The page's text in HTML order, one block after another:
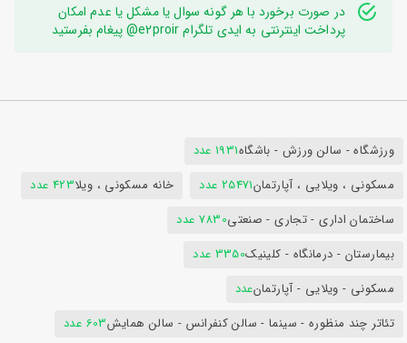
در صورت برخورد با هر گونه سوال یا مشکل یا عدم امکان
پرداخت اینترنتی به ایدی تلگرام e2proir@ پیغام بفرستید
ورزشگاه - سالن ورزش - باشگاه1931 عدد
مسکونی ، ویلایی ، آپارتمان25471 عدد خانه مسکونی ، ویلا423 عدد
ساختمان اداری - تجاری - صنعتی7830 عدد
بیمارستان - درمانگاه - کلینیک3350 عدد
مسکونی - ویلایی - آپارتمانعدد
تئاتر چند منظوره - سینما - سالن کنفرانس - سالن همایش603 عدد